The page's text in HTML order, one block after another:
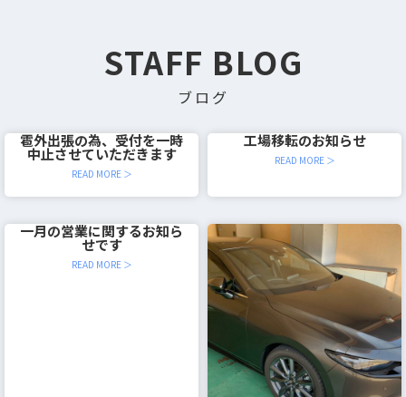
STAFF BLOG
ブログ
雹外出張の為、受付を一時
中止させていただきます
READ MORE ＞
工場移転のお知らせ
READ MORE ＞
一月の営業に関するお知ら
せです
READ MORE ＞